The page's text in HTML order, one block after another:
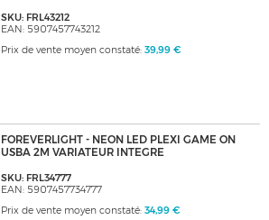
SKU: FRL43212
EAN: 5907457743212
Prix de vente moyen constaté: 39,99 €
FOREVERLIGHT - NEON LED PLEXI GAME ON
USBA 2M VARIATEUR INTEGRE
SKU: FRL34777
EAN: 5907457734777
Prix de vente moyen constaté: 34,99 €